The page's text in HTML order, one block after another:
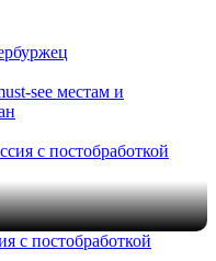
see местам и
с постобработкой